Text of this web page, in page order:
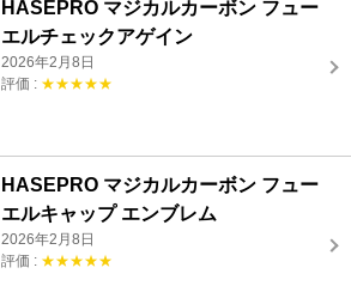
HASEPRO マジカルカーボン フュー
エルチェックアゲイン
2026年2月8日
評価 : ★★★★★
HASEPRO マジカルカーボン フュー
エルキャップ エンブレム
2026年2月8日
評価 : ★★★★★